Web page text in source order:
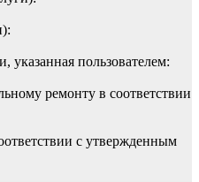
указанная пользователем:
ремонту в соответствии
с утвержденным